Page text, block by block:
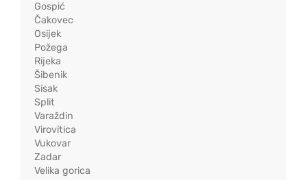
Gospić
Čakovec
Osijek
Požega
Rijeka
Šibenik
Sisak
Split
Varaždin
Virovitica
Vukovar
Zadar
Velika gorica